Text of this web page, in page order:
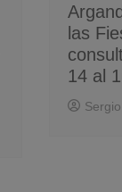
las
14 al